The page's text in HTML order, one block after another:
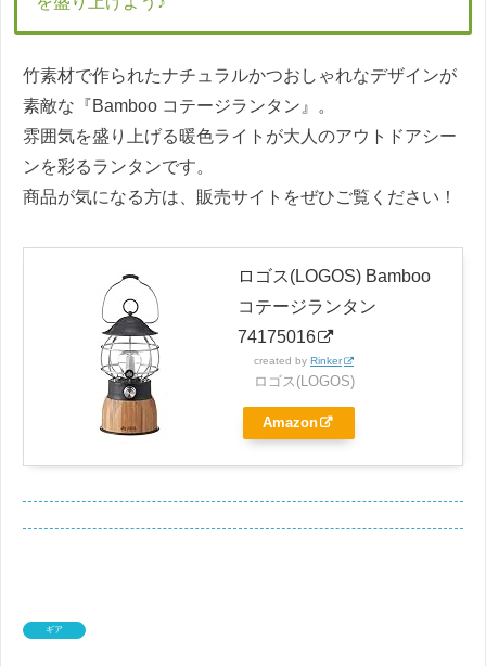
竹素材で作られたナチュラルかつおしゃれなデザインが
素敵な『Bamboo コテージランタン』。
雰囲気を盛り上げる暖色ライトが大人のアウトドアシー
ンを彩るランタンです。
商品が気になる方は、販売サイトをぜひご覧ください！
ロゴス(LOGOS) Bamboo
コテージランタン
74175016
created by Rinker
ロゴス(LOGOS)
Amazon
ギア